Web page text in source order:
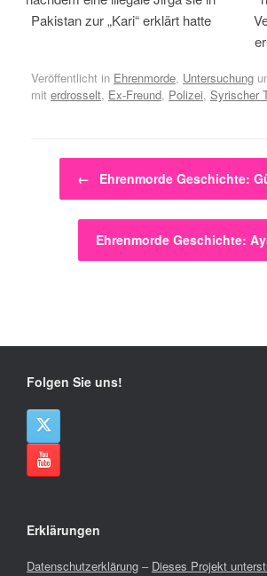
Pakistan zur „Kari“ erklärt hatte
Veröffentlicht in Ehrenmorde, Untersuchung
mit erdrosselt, Ex-Freund, Polizei, Syrischer
Beitragsnavigation
← Ehrenmorde Geschichte:
Ehrenmorde Geschichte:
Folgen Sie uns!
Erklärungen
Datenschutzerklärung – Dieses Projekt